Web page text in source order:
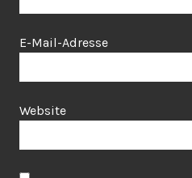
E-Mail-Adresse
Website